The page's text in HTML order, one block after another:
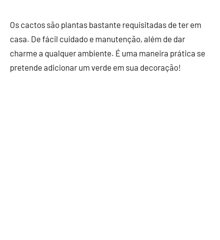
Os cactos são plantas bastante requisitadas de ter em
casa. De fácil cuidado e manutenção, além de dar
charme a qualquer ambiente. É uma maneira prática se
pretende adicionar um verde em sua decoração!